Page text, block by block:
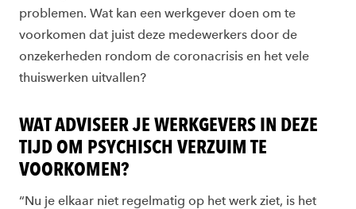
problemen. Wat kan een werkgever doen om te
voorkomen dat juist deze medewerkers door de
onzekerheden rondom de coronacrisis en het vele
thuiswerken uitvallen?
WAT ADVISEER JE WERKGEVERS IN DEZE
TIJD OM PSYCHISCH VERZUIM TE
VOORKOMEN?
“Nu je elkaar niet regelmatig op het werk ziet, is het